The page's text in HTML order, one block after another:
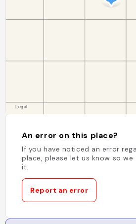
An error on this place?
If you have noticed an error
place, please let us know so
it.
Report an error